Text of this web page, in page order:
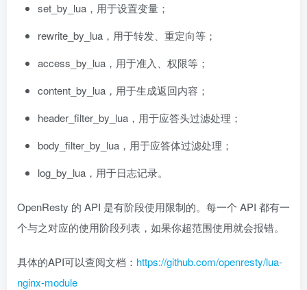
set_by_lua，用于设置变量；
rewrite_by_lua，用于转发、重定向等；
access_by_lua，用于准入、权限等；
content_by_lua，用于生成返回内容；
header_filter_by_lua，用于应答头过滤处理；
body_filter_by_lua，用于应答体过滤处理；
log_by_lua，用于日志记录。
OpenResty 的 API 是有阶段使用限制的。每一个 API 都有一
个与之对应的使用阶段列表，如果你超范围使用就会报错。
具体的API可以查阅文档： https://github.com/openresty/lua-
nginx-module